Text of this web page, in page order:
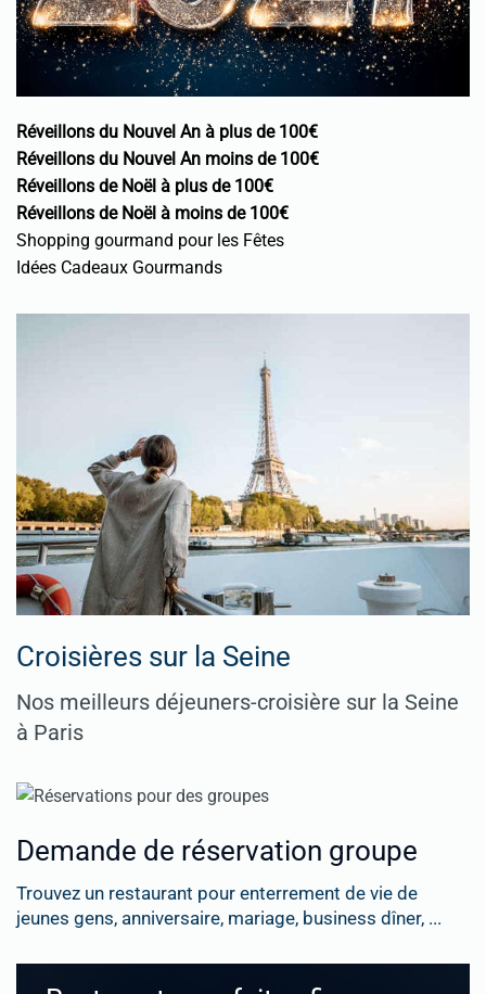
Réveillons du Nouvel An à plus de 100€
Réveillons du Nouvel An moins de 100€
Réveillons de Noël à plus de 100€
Réveillons de Noël à moins de 100€
Shopping gourmand pour les Fêtes
Idées Cadeaux Gourmands
Croisières sur la Seine
Nos meilleurs déjeuners-croisière sur la Seine
à Paris
Demande de réservation groupe
Trouvez un restaurant pour enterrement de vie de
jeunes gens, anniversaire, mariage, business dîner, ...